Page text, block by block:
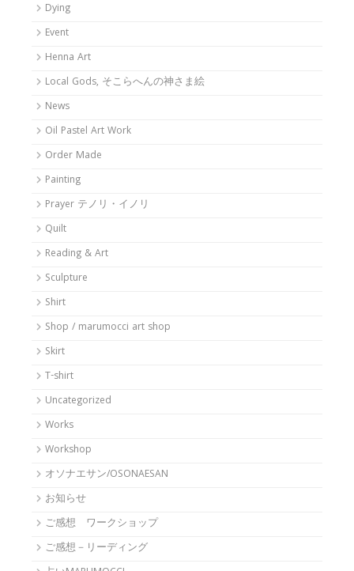
Dying
Event
Henna Art
Local Gods, そこらへんの神さま絵
News
Oil Pastel Art Work
Order Made
Painting
Prayer テノリ・イノリ
Quilt
Reading & Art
Sculpture
Shirt
Shop / marumocci art shop
Skirt
T-shirt
Uncategorized
Works
Workshop
オソナエサン/OSONAESAN
お知らせ
ご感想 ワークショップ
ご感想－リーディング